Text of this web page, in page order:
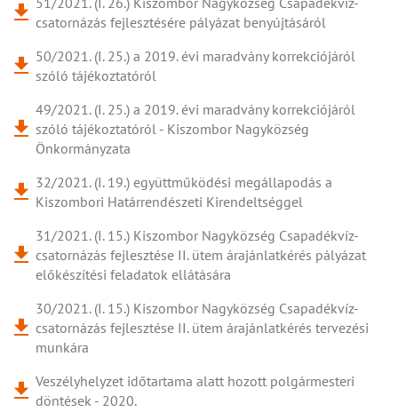
csatornázás fejlesztésére pályázat benyújtásáról
50/2021. (I. 25.) a 2019. évi maradvány korrekciójáról
szóló tájékoztatóról
49/2021. (I. 25.) a 2019. évi maradvány korrekciójáról
szóló tájékoztatóról - Kiszombor Nagyközség
Önkormányzata
32/2021. (I. 19.) együttműködési megállapodás a
Kiszombori Határrendészeti Kirendeltséggel
31/2021. (I. 15.) Kiszombor Nagyközség Csapadékvíz-
csatornázás fejlesztése II. ütem árajánlatkérés pályázat
előkészítési feladatok ellátására
30/2021. (I. 15.) Kiszombor Nagyközség Csapadékvíz-
csatornázás fejlesztése II. ütem árajánlatkérés tervezési
munkára
Veszélyhelyzet időtartama alatt hozott polgármesteri
döntések - 2020.